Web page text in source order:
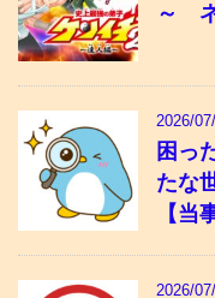
～
2026/
困っ
たな
【当
2026/